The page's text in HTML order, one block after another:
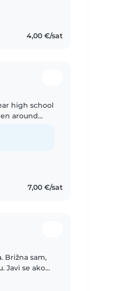
4,00 €/sat
high school
around
7,00 €/sat
Brižna sam,
Javi se ako